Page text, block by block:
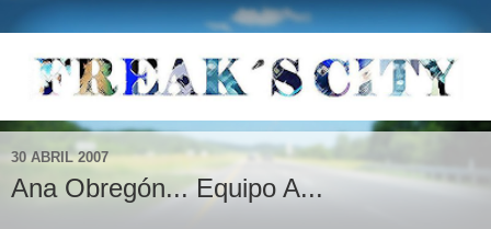
30 ABRIL 2007
Ana Obregón... Equipo A...